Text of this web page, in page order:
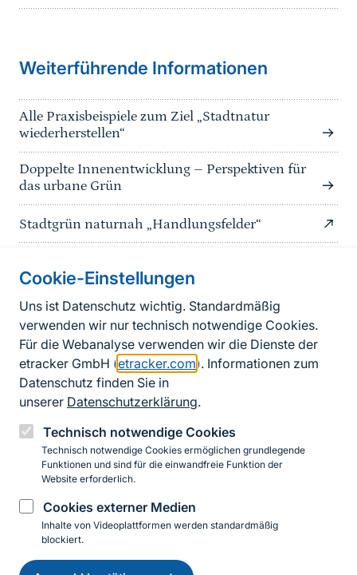
Cookie-Einstellungen
Uns ist Datenschutz wichtig. Standardmäßig
verwenden wir nur technisch notwendige Cookies.
Für die Webanalyse verwenden wir die Dienste der
etracker GmbH (etracker.com ). Informationen zum
Datenschutz finden Sie in
unserer Datenschutzerklärung.
Technisch notwendige Cookies
Technisch notwendige Cookies ermöglichen grundlegende
Funktionen und sind für die einwandfreie Funktion der
Website erforderlich.
Cookies externer Medien
Inhalte von Videoplattformen werden standardmäßig
blockiert.
Einwilligung
Weiterführende Informationen
Alle Praxisbeispiele zum Ziel „Stadtnatur
wiederherstellen“
Doppelte Innenentwicklung – Perspektiven für
das urbane Grün
Stadtgrün naturnah „Handlungsfelder“
Informationen zur Seite
FußzeileKontakt zum BfN
Kontaktformular
Erklärung zur Barrierefreiheit
Impressum
Datenschutz
InstagramFacebookYouTubeLinkedIn
© 2026 Bundesamt für Naturschutz